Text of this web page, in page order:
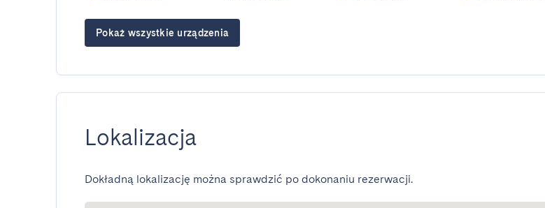
Pokaż wszystkie urządzenia
Lokalizacja
Dokładną lokalizację można sprawdzić po dokonaniu rezerwacji.